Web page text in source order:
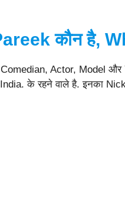
कौन है,
Comedian, Actor, Model
के रहने वाले है. इनका